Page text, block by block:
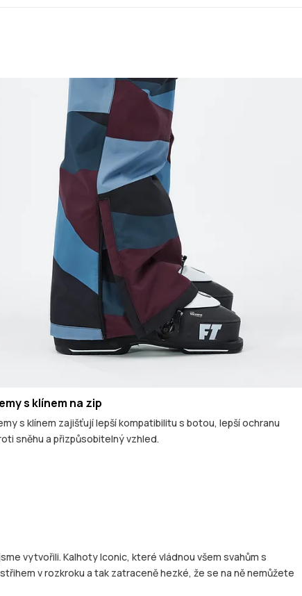
s klínem na zip
s klínem zajišťují lepší kompatibilitu s botou, lepší ochranu
sněhu a přizpůsobitelný vzhled.
vytvořili. Kalhoty Iconic, které vládnou všem svahům s
v rozkroku a tak zatraceně hezké, že se na ně nemůžete